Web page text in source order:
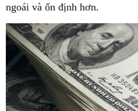
ngoái và ổn định hơn.